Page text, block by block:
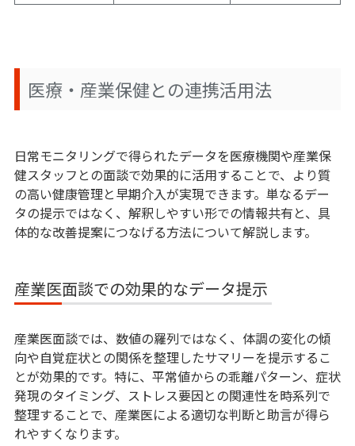
医療・産業保健との連携活用法
日常モニタリングで得られたデータを医療機関や産業保
健スタッフとの面談で効果的に活用することで、より質
の高い健康管理と早期介入が実現できます。単なるデー
タの提示ではなく、解釈しやすい形での情報共有と、具
体的な改善提案につなげる方法について解説します。
産業医面談での効果的なデータ提示
産業医面談では、数値の羅列ではなく、体調の変化の傾
向や自覚症状との関係を整理したサマリーを提示するこ
とが効果的です。特に、平常値からの乖離パターン、症状
発現のタイミング、ストレス要因との関連性を時系列で
整理することで、産業医による適切な判断と助言が得ら
れやすくなります。